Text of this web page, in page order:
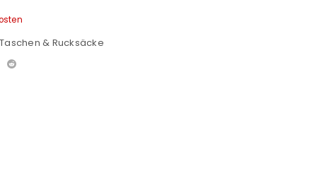
Taschen & Rucksäcke